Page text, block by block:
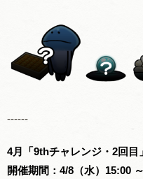
------
4月「9thチャレンジ・2回目」
開催期間：4/8（水）15:00